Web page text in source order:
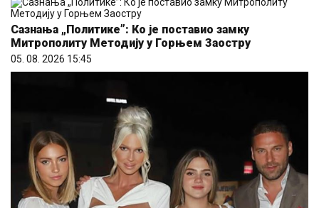
Сазнања „Политике”: Ко је поставио замку
Митрополиту Методију у Горњем Заостру
05. 08. 2026 15:45